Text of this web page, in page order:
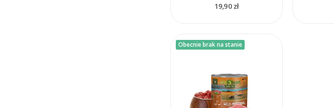
19,90 zł
Obecnie brak na stanie